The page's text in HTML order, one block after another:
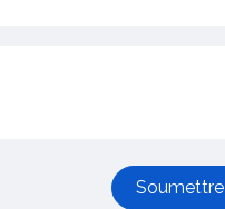
Soumettre